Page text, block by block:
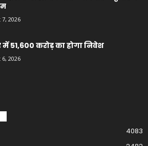
2026
में 51,600 करोड़ का होगा निवेश
2026
4083